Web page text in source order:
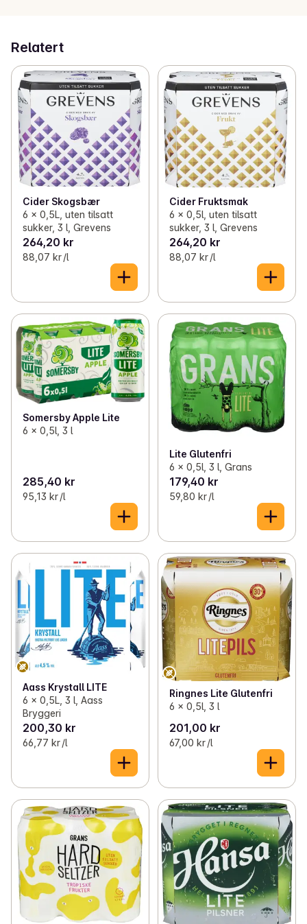
Relatert
Cider Skogsbær
6 x 0,5L, uten tilsatt
sukker, 3 l, Grevens
264,20 kr
88,07 kr /l
Cider Fruktsmak
6 x 0,5l, uten tilsatt
sukker, 3 l, Grevens
264,20 kr
88,07 kr /l
Somersby Apple Lite
6 x 0,5l, 3 l
285,40 kr
95,13 kr /l
Lite Glutenfri
6 x 0,5l, 3 l, Grans
179,40 kr
59,80 kr /l
Aass Krystall LITE
6 x 0,5L, 3 l, Aass
Bryggeri
200,30 kr
66,77 kr /l
Ringnes Lite Glutenfri
6 x 0,5l, 3 l
201,00 kr
67,00 kr /l